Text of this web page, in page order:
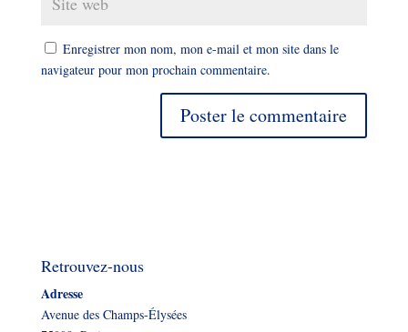
Enregistrer mon nom, mon e-mail et mon site dans le
navigateur pour mon prochain commentaire.
Retrouvez-nous
Adresse
Avenue des Champs-Élysées